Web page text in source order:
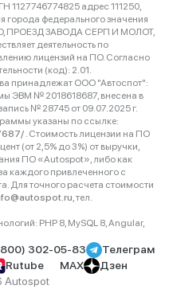
адрес 111250,
города федерального значения
ЗАВОДА СЕРП И МОЛОТ,
деятельность по
лицензий на ПО. Согласно
(код): 2.01.
принадлежат ООО "Автоспот":
ЭВМ № 2018618687, внесена в
№ 28745 от 09.07.2025 г.
указаны по ссылке:
. Стоимость лицензии на ПО
(от 2,5% до 3%) от выручки,
ПО «Autospot», либо как
каждого привлеченного с
Для точного расчета стоимости
, тел.
PHP 8, MySQL 8, Angular,
302-05-83
Телеграм
Rutube MAX
Дзен
Autospot